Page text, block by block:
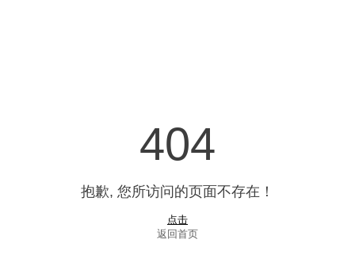
404
抱歉, 您所访问的页面不存在！
点击
返回首页